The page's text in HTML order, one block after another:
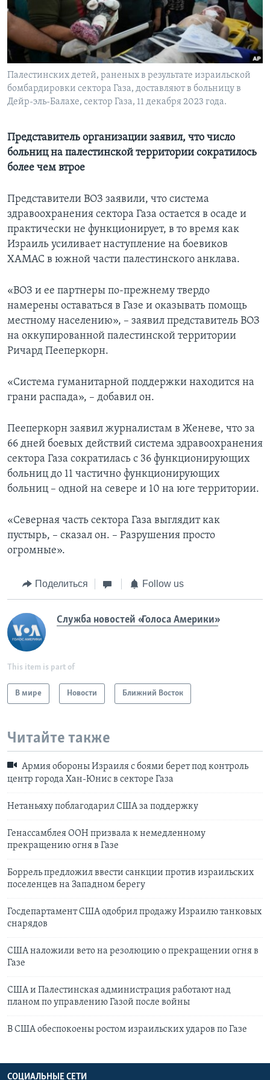
Learning English
СОЦИАЛЬНЫЕ СЕТИ
Языки
Палестинских детей, раненых в результате израильской
бомбардировки сектора Газа, доставляют в больницу в
Дейр-эль-Балахе, сектор Газа, 11 декабря 2023 года.
Представитель организации заявил, что число
больниц на палестинской территории сократилось
более чем втрое
Представители ВОЗ заявили, что система
здравоохранения сектора Газа остается в осаде и
практически не функционирует, в то время как
Израиль усиливает наступление на боевиков
ХАМАС в южной части палестинского анклава.
«ВОЗ и ее партнеры по-прежнему твердо
намерены оставаться в Газе и оказывать помощь
местному населению», – заявил представитель ВОЗ
на оккупированной палестинской территории
Ричард Пееперкорн.
«Система гуманитарной поддержки находится на
грани распада», – добавил он.
Пееперкорн заявил журналистам в Женеве, что за
66 дней боевых действий система здравоохранения
сектора Газа сократилась с 36 функционирующих
больниц до 11 частично функционирующих
больниц – одной на севере и 10 на юге территории.
«Северная часть сектора Газа выглядит как
пустырь, – сказал он. – Разрушения просто
огромные».
Поделиться Follow us
Служба новостей «Голоса Америки»
This item is part of
В мире Новости Ближний Восток
Читайте также
Армия обороны Израиля с боями берет под контроль
центр города Хан-Юнис в секторе Газа
Нетаньяху поблагодарил США за поддержку
Генассамблея ООН призвала к немедленному
прекращению огня в Газе
Боррель предложил ввести санкции против израильских
поселенцев на Западном берегу
Госдепартамент США одобрил продажу Израилю танковых
снарядов
США наложили вето на резолюцию о прекращении огня в
Газе
США и Палестинская администрация работают над
планом по управлению Газой после войны
В США обеспокоены ростом израильских ударов по Газе
СОЦИАЛЬНЫЕ СЕТИ